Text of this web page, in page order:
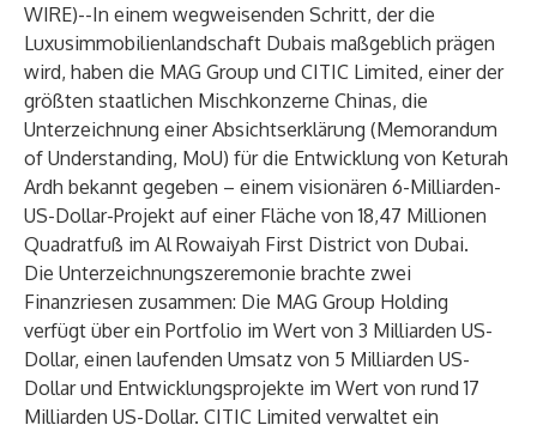
WIRE)--In einem wegweisenden Schritt, der die
Luxusimmobilienlandschaft Dubais maßgeblich prägen
wird, haben die MAG Group und CITIC Limited, einer der
größten staatlichen Mischkonzerne Chinas, die
Unterzeichnung einer Absichtserklärung (Memorandum
of Understanding, MoU) für die Entwicklung von Keturah
Ardh bekannt gegeben – einem visionären 6-Milliarden-
US-Dollar-Projekt auf einer Fläche von 18,47 Millionen
Quadratfuß im Al Rowaiyah First District von Dubai.
Die Unterzeichnungszeremonie brachte zwei
Finanzriesen zusammen: Die MAG Group Holding
verfügt über ein Portfolio im Wert von 3 Milliarden US-
Dollar, einen laufenden Umsatz von 5 Milliarden US-
Dollar und Entwicklungsprojekte im Wert von rund 17
Milliarden US-Dollar. CITIC Limited verwaltet ein